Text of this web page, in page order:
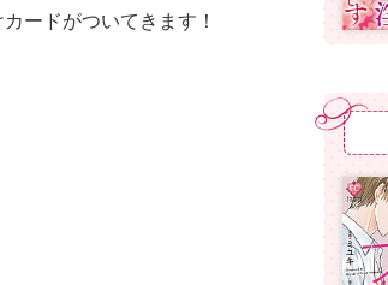
ードがついてきます！